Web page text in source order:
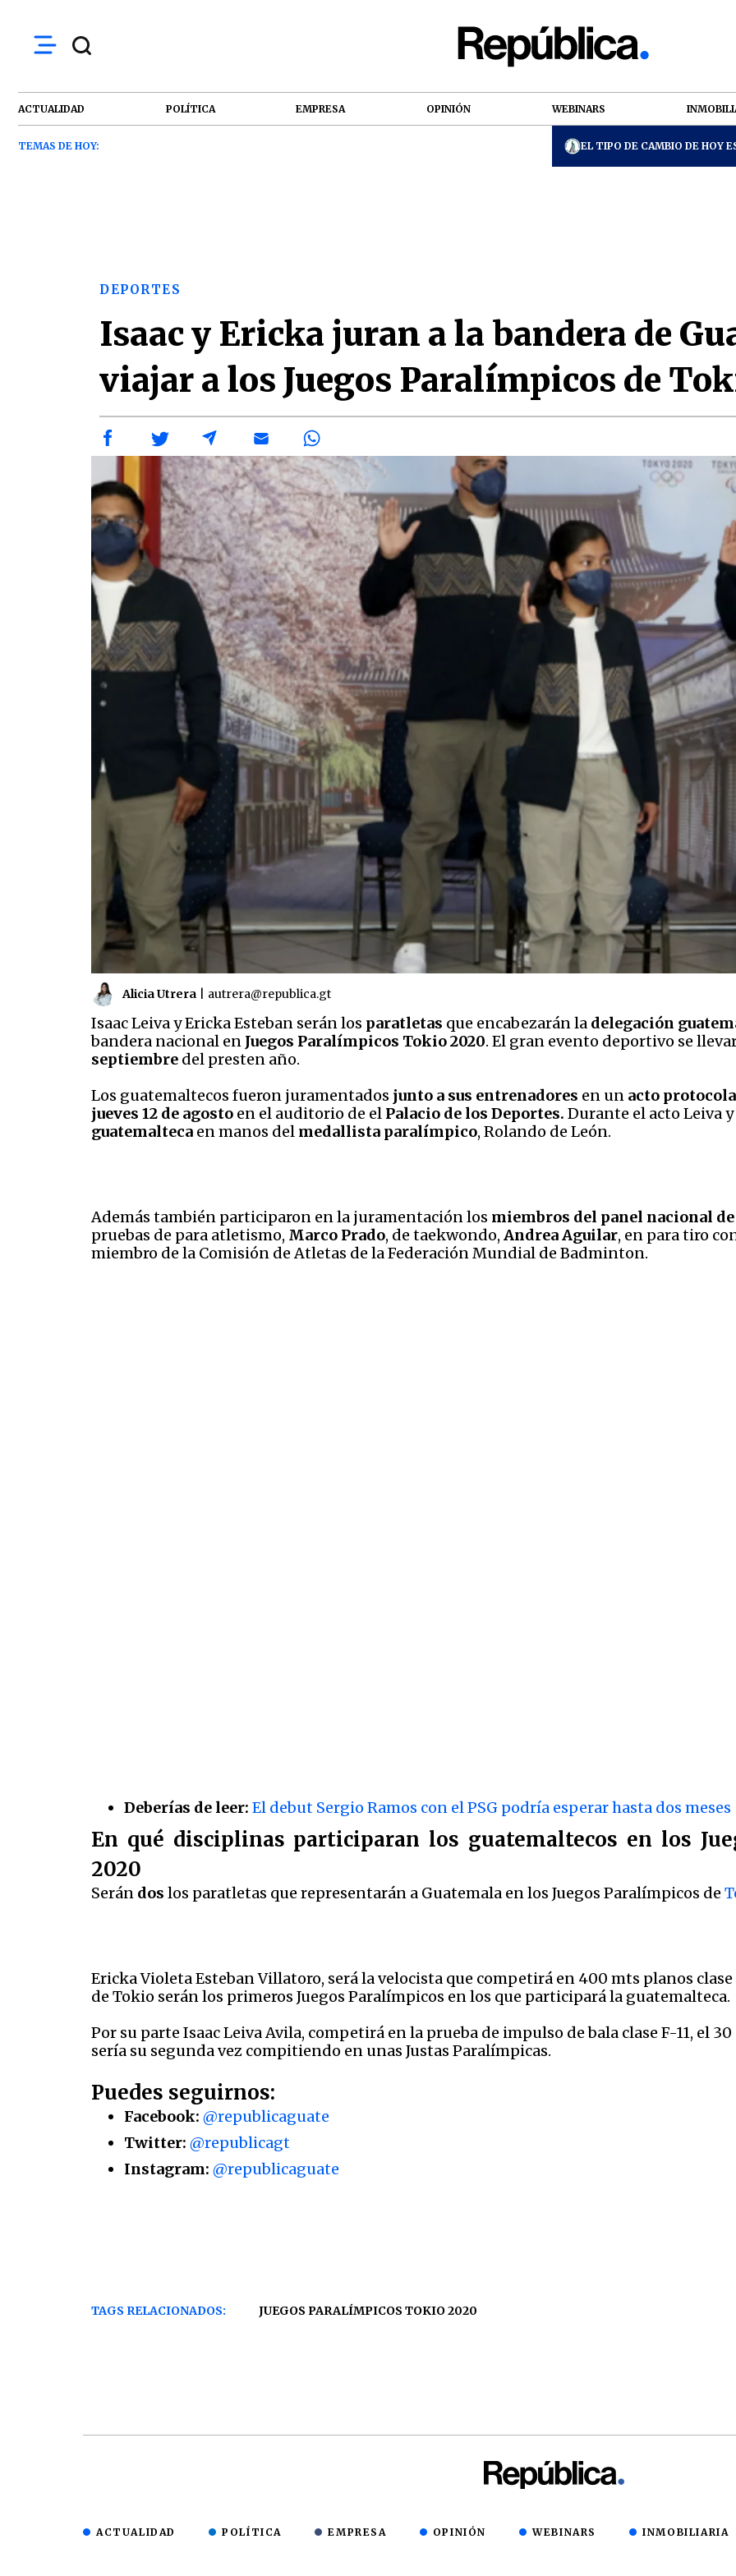
ACTUALIDAD POLÍTICA EMPRESA OPINIÓN WEBINARS
TEMAS DE HOY: EL TIPO DE CAMBIO DE HOY
DEPORTES
Isaac y Ericka juran a la bandera de
viajar a los Juegos Paralímpicos de
Alicia Utrera autrera@republica.gt
Isaac Leiva y Ericka Esteban serán los paratletas que encabezarán la delegación
bandera nacional en Juegos Paralímpicos Tokio 2020. El gran evento deportivo se
septiembre del presten año.
Los guatemaltecos fueron juramentados junto a sus entrenadores en un acto
jueves 12 de agosto en el auditorio de el Palacio de los Deportes. Durante el acto Leiva
guatemalteca en manos del medallista paralímpico, Rolando de León.
Además también participaron en la juramentación los miembros del panel nacional de
pruebas de para atletismo, Marco Prado, de taekwondo, Andrea Aguilar, en para tiro
miembro de la Comisión de Atletas de la Federación Mundial de Badminton.
Deberías de leer: El debut Sergio Ramos con el PSG podría esperar hasta dos meses
En qué disciplinas participaran los guatemaltecos en los
2020
Serán dos los paratletas que representarán a Guatemala en los Juegos Paralímpicos de
Ericka Violeta Esteban Villatoro, será la velocista que competirá en 400 mts planos
de Tokio serán los primeros Juegos Paralímpicos en los que participará la guatemalteca.
Por su parte Isaac Leiva Avila, competirá en la prueba de impulso de bala clase F-11, el
sería su segunda vez compitiendo en unas Justas Paralímpicas.
Puedes seguirnos:
Facebook: @republicaguate
Twitter: @republicagt
Instagram: @republicaguate
TAGS RELACIONADOS: JUEGOS PARALÍMPICOS TOKIO 2020
ACTUALIDAD POLÍTICA EMPRESA OPINIÓN WEBINARS INMOBILIARIA